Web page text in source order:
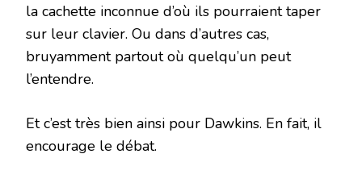
la cachette inconnue d’où ils pourraient taper
sur leur clavier. Ou dans d’autres cas,
bruyamment partout où quelqu’un peut
l’entendre.
Et c’est très bien ainsi pour Dawkins. En fait, il
encourage le débat.